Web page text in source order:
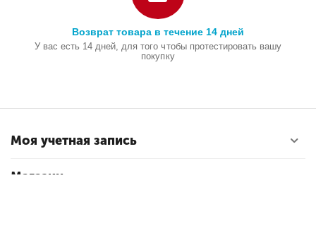
Возврат товара в течение 14 дней
У вас есть 14 дней, для того чтобы протестировать вашу
покупку
Моя учетная запись
Магазин